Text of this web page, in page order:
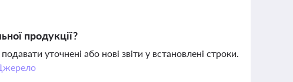
продукції?
уточнені або нові звіти у встановлені строки.